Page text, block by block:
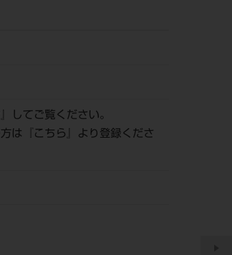
』してご覧ください。
は『
こちら
』より登録くださ